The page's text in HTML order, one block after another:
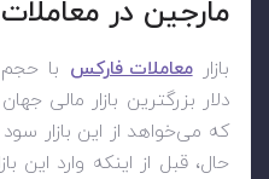
مارجین در
بازارمعاملات فارکس
دلار بزرگترین بازار مالی
که می‌خواهد از این بازار
حال، قبل از اینکه وارد این